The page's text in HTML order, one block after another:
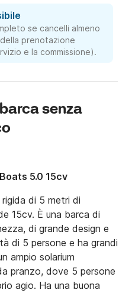
se cancelli almeno
prenotazione
e la commissione).
senza
5.0 15cv
di 5 metri di
15cv. È una barca di
di grande design e
di 5 persone e ha grandi
ampio solarium
pranzo, dove 5 persone
agio. Ha una buona